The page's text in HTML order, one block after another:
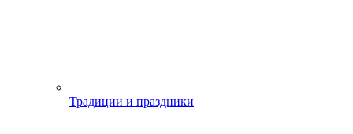
Традиции и праздники